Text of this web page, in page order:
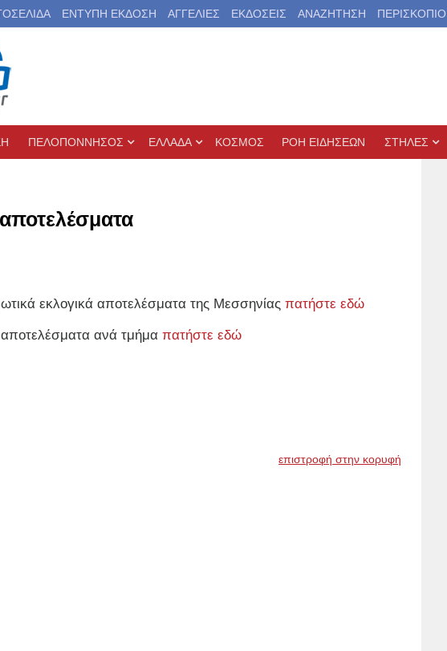
ΕΝΤΥΠΗ ΕΚΔΟΣΗ ΑΓΓΕΛΙΕΣ ΕΚΔΟΣΕΙΣ ΑΝΑΖΗΤΗΣΗ ΠΕΡΙΣΚΟΠΙΟ
ΠΕΛΟΠΟΝΝΗΣΟΣ ΕΛΛΑΔΑ ΚΟΣΜΟΣ ΡΟΗ ΕΙΔΗΣΕΩΝ ΣΤΗΛΕΣ
εκλογικά αποτελέσματα της Μεσσηνίας πατήστε εδώ
αποτελέσματα ανά τμήμα πατήστε εδώ
επιστροφή στην κορυφή